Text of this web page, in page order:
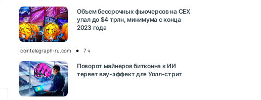
Объем бессрочных фьючерсов на CEX
упал до $4 трлн, минимума с конца
2023 года
cointelegraph-ru.com 7 ч
Поворот майнеров биткоина к ИИ
теряет вау-эффект для Уолл-стрит